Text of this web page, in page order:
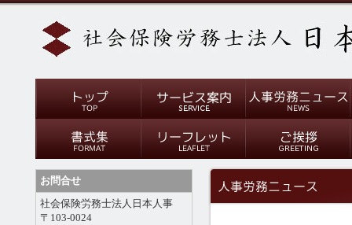
お問合せ
社会保険労務士法人日本人事
〒103-0024